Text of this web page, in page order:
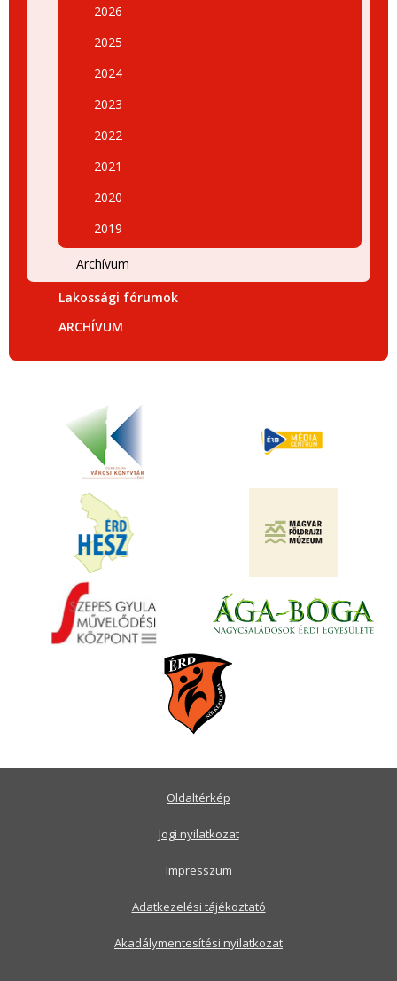
2026
2025
2024
2023
2022
2021
2020
2019
Archívum
Lakossági fórumok
ARCHÍVUM
Oldaltérkép
Jogi nyilatkozat
Impresszum
Adatkezelési tájékoztató
Akadálymentesítési nyilatkozat